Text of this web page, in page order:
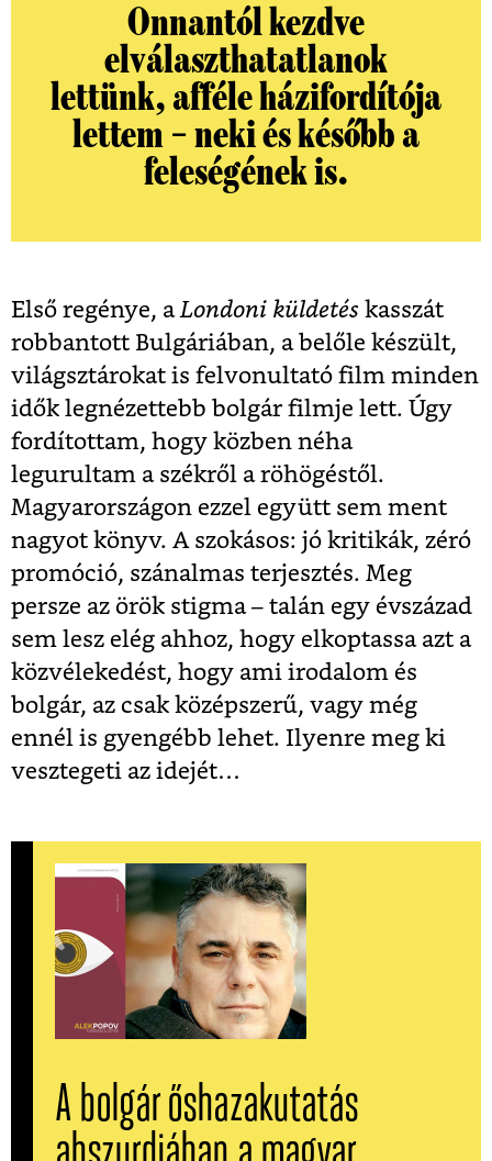
Onnantól kezdve
elválaszthatatlanok
lettünk, afféle házifordítója
lettem – neki és később a
feleségének is.
Első regénye, aLondoni küldetés kasszát
robbantott Bulgáriában, a belőle készült,
világsztárokat is felvonultató film minden
idők legnézettebb bolgár filmje lett. Úgy
fordítottam, hogy közben néha
legurultam a székről a röhögéstől.
Magyarországon ezzel együtt sem ment
nagyot könyv. A szokásos: jó kritikák, zéró
promóció, szánalmas terjesztés. Meg
persze az örök stigma – talán egy évszázad
sem lesz elég ahhoz, hogy elkoptassa azt a
közvélekedést, hogy ami irodalom és
bolgár, az csak középszerű, vagy még
ennél is gyengébb lehet. Ilyenre meg ki
vesztegeti az idejét…
A bolgár őshazakutatás